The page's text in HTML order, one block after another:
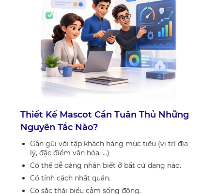
Thiết Kế Mascot Cần Tuân Thủ Những
Nguyên Tắc Nào?
Gần gũi với tập khách hàng mục tiêu (vị trí địa
lý, đặc điểm văn hóa, …)
Có thể dễ dàng nhận biết ở bất cứ dạng nào.
Có tính cách nhất quán.
Có sắc thái biểu cảm sống động.